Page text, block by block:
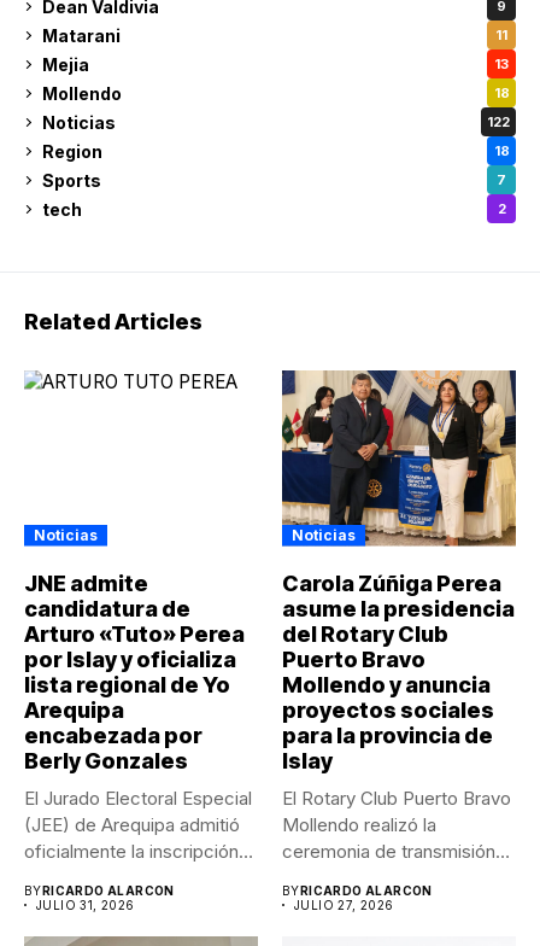
Dean Valdivia 9
Matarani 11
Mejia 13
Mollendo 18
Noticias 122
Region 18
Sports 7
tech 2
Related Articles
Noticias
JNE admite
candidatura de
Arturo «Tuto» Perea
por Islay y oficializa
lista regional de Yo
Arequipa
encabezada por
Berly Gonzales
El Jurado Electoral Especial
(JEE) de Arequipa admitió
oficialmente la inscripción
BYRICARDO ALARCON
JULIO 31, 2026
Noticias
Carola Zúñiga Perea
asume la presidencia
del Rotary Club
Puerto Bravo
Mollendo y anuncia
proyectos sociales
para la provincia de
Islay
El Rotary Club Puerto Bravo
Mollendo realizó la
ceremonia de transmisión
BYRICARDO ALARCON
JULIO 27, 2026